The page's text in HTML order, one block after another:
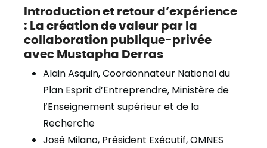
Introduction et retour d’expérience
: La création de valeur par la
collaboration publique-privée
avec Mustapha Derras
Alain Asquin, Coordonnateur National du
Plan Esprit d’Entreprendre, Ministère de
l’Enseignement supérieur et de la
Recherche
José Milano, Président Exécutif, OMNES